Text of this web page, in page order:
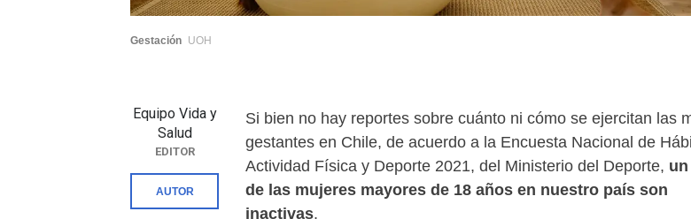
Gestación UOH
Si bien no hay reportes sobre cuánto ni cómo se ejercitan las
gestantes en Chile, de acuerdo a la Encuesta Nacional de
Actividad Física y Deporte 2021, del Ministerio del Deporte, un
de las mujeres mayores de 18 años en nuestro país son
inactivas.
Equipo Vida y
Salud
EDITOR
AUTOR